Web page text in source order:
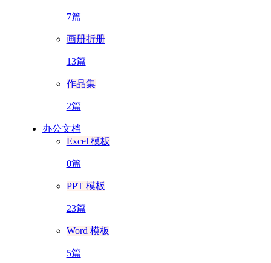
7篇
画册折册
13篇
作品集
2篇
办公文档
Excel 模板
0篇
PPT 模板
23篇
Word 模板
5篇